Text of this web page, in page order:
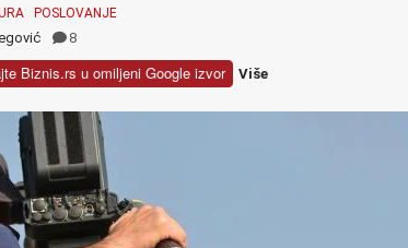
POSLOVANJE
8
Biznis.rs u omiljeni Google izvor Više